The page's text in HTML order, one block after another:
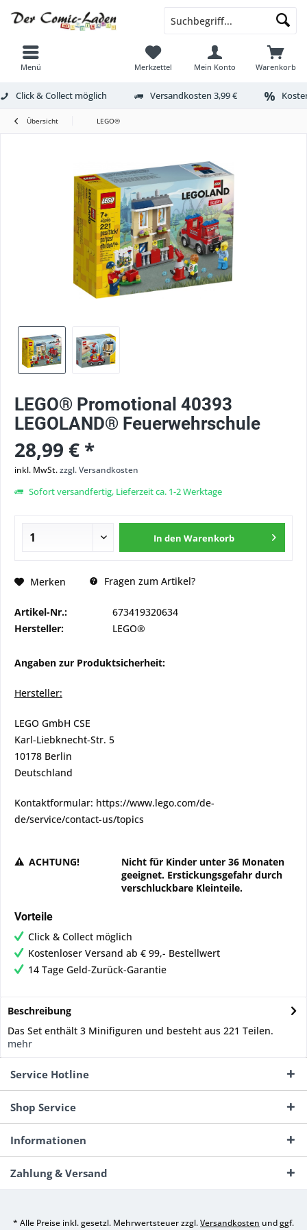
Menü Warenkorb
Merkzettel Mein Konto
Click & Collect möglich Versandkosten 3,99 €
Übersicht LEGO®
LEGO® Promotional 40393
LEGOLAND® Feuerwehrschule
28,99 € *
inkl. MwSt.zzgl. Versandkosten
Sofort versandfertig, Lieferzeit ca. 1-2 Werktage
In den Warenkorb
Merken Fragen zum Artikel?
Artikel-Nr.:
673419320634
Hersteller:
LEGO®
Angaben zur Produktsicherheit:
Hersteller:
LEGO GmbH CSE
Karl-Liebknecht-Str. 5
10178 Berlin
Deutschland
Kontaktformular: https://www.lego.com/de-
de/service/contact-us/topics
ACHTUNG!
Nicht für Kinder unter 36 Monaten
geeignet. Erstickungsgefahr durch
verschluckbare Kleinteile.
Vorteile
Click & Collect möglich
Kostenloser Versand ab € 99,- Bestellwert
14 Tage Geld-Zurück-Garantie
Beschreibung
Das Set enthält 3 Minifiguren und besteht aus 221 Teilen.
mehr
Service Hotline
Shop Service
Informationen
Zahlung & Versand
* Alle Preise inkl. gesetzl. Mehrwertsteuer zzgl.Versandkosten und ggf.